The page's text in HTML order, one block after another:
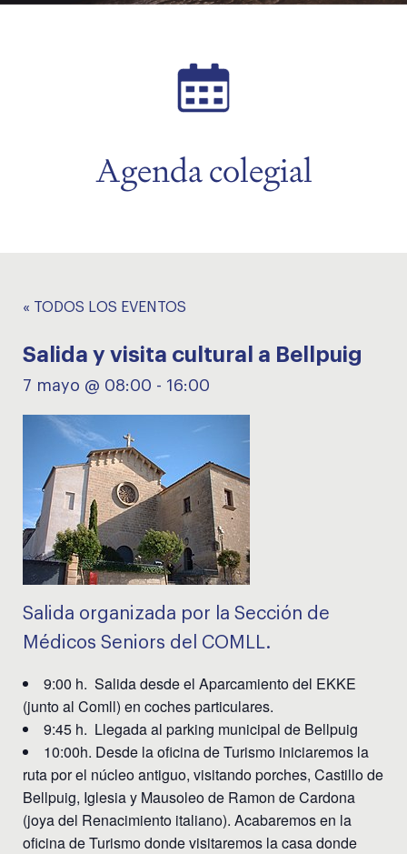
Agenda colegial
« TODOS LOS EVENTOS
Salida y visita cultural a Bellpuig
7 mayo @ 08:00 - 16:00
Salida organizada por la Sección de
Médicos Seniors del COMLL.
9:00 h. Salida desde el Aparcamiento del EKKE
(junto al Comll) en coches particulares.
9:45 h. Llegada al parking municipal de Bellpuig
10:00h. Desde la oficina de Turismo iniciaremos la
ruta por el núcleo antiguo, visitando porches, Castillo de
Bellpuig, Iglesia y Mausoleo de Ramon de Cardona
(joya del Renacimiento italiano). Acabaremos en la
oficina de Turismo donde visitaremos la casa donde